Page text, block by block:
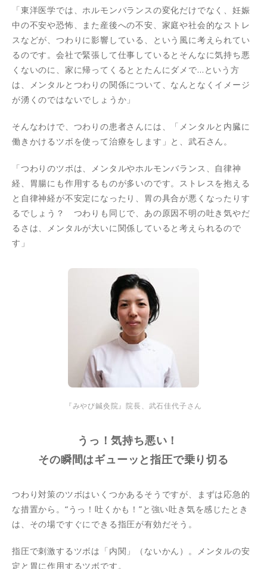
「東洋医学では、ホルモンバランスの変化だけでなく、妊娠
中の不安や恐怖、また産後への不安、家庭や社会的なストレ
スなどが、つわりに影響している、という風に考えられてい
るのです。会社で緊張して仕事しているとそんなに気持ち悪
くないのに、家に帰ってくるととたんにダメで…という方
は、メンタルとつわりの関係について、なんとなくイメージ
が湧くのではないでしょうか」
そんなわけで、つわりの患者さんには、「メンタルと内臓に
働きかけるツボを使って治療をします」と、武石さん。
「つわりのツボは、メンタルやホルモンバランス、自律神
経、胃腸にも作用するものが多いのです。ストレスを抱える
と自律神経が不安定になったり、胃の具合が悪くなったりす
るでしょう？ つわりも同じで、あの原因不明の吐き気やだ
るさは、メンタルが大いに関係していると考えられるので
す」
『みやび鍼灸院』院長、武石佳代子さん
うっ！気持ち悪い！
その瞬間はギューッと指圧で乗り切る
つわり対策のツボはいくつかあるそうですが、まずは応急的
な措置から。“うっ！吐くかも！”と強い吐き気を感じたとき
は、その場ですぐにできる指圧が有効だそう。
指圧で刺激するツボは「内関」（ないかん）。メンタルの安
定と胃に作用するツボです。